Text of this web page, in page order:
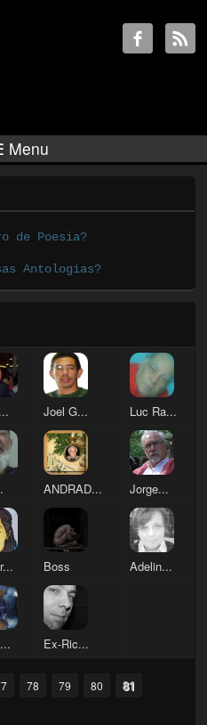
Menu
de Poesia?
Antologias?
Joel G... Luc Ra...
ANDRAD... Jorge...
Boss Adelin...
Ex-Ric...
78 79 80 81